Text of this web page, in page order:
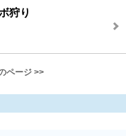
狩り
ページ >>